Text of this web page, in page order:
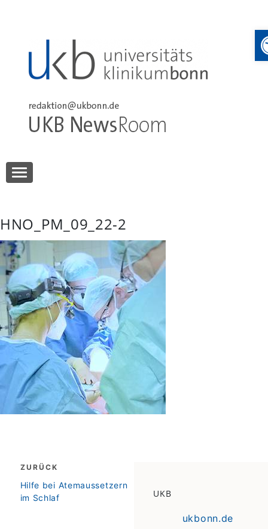
UKB NewsRoom
HNO_PM_09_22-2
Beitragsnavigation
ZURÜCK
zurück
Hilfe bei Atemaussetzern
im Schlaf
UKB
ukbonn.de